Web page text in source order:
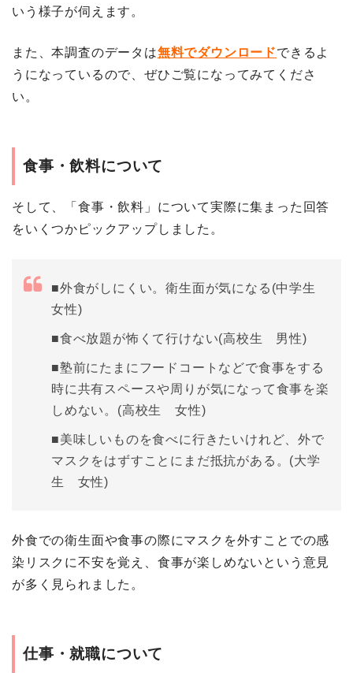
いう様子が伺えます。
また、本調査のデータは無料でダウンロードできるよ
うになっているので、ぜひご覧になってみてくださ
い。
食事・飲料について
そして、「食事・飲料」について実際に集まった回答
をいくつかピックアップしました。
■外食がしにくい。衛生面が気になる(中学生
女性)
■食べ放題が怖くて行けない(高校生 男性)
■塾前にたまにフードコートなどで食事をする
時に共有スペースや周りが気になって食事を楽
しめない。(高校生 女性)
■美味しいものを食べに行きたいけれど、外で
マスクをはずすことにまだ抵抗がある。(大学
生 女性)
外食での衛生面や食事の際にマスクを外すことでの感
染リスクに不安を覚え、食事が楽しめないという意見
が多く見られました。
仕事・就職について